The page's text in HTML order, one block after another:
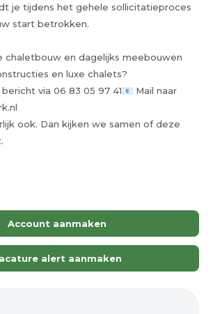
je tijdens het gehele sollicitatieproces
start betrokken.
chaletbouw en dagelijks meebouwen
en luxe chalets?
via 06 83 05 97 41📧 Mail naar
ook. Dan kijken we samen of deze
Account aanmaken
alert aanmaken